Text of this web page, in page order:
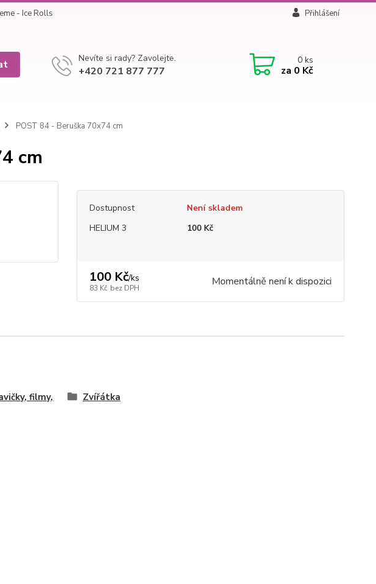
- Ice Rolls Přihlášení
Nevíte si rady? Zavolejte.
+420 721 877 777
0ks
za 0 Kč
POST 84 - Beruška 70x74 cm
cm
Dostupnost
Není skladem
HELIUM 3
100 Kč
100 Kč/ks
83 Kč bez DPH Momentálně není k dispozici
filmy,
Zvířátka